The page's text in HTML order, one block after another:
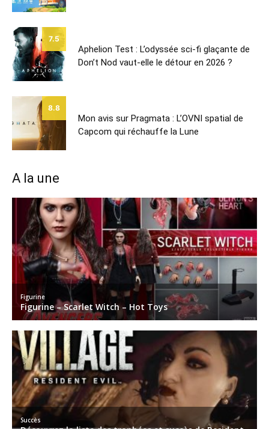
7.5
Aphelion Test : L’odyssée sci-fi glaçante de
Don’t Nod vaut-elle le détour en 2026 ?
8.8
Mon avis sur Pragmata : L’OVNI spatial de
Capcom qui réchauffe la Lune
A la une